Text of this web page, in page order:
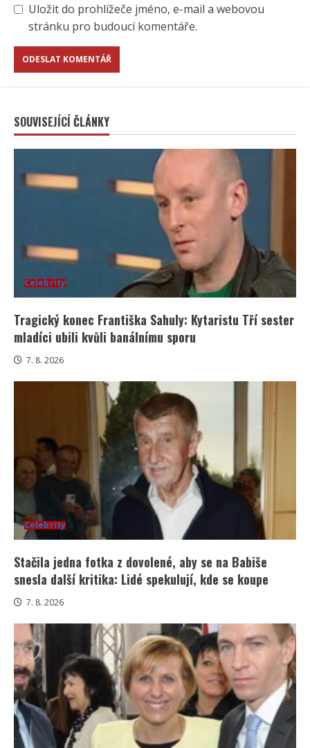
Uložit do prohlížeče jméno, e-mail a webovou
stránku pro budoucí komentáře.
SOUVISEJÍCÍ ČLÁNKY
Celebrity
Tragický konec Františka Sahuly: Kytaristu Tří sester
mladíci ubili kvůli banálnímu sporu
7. 8. 2026
Celebrity
Stačila jedna fotka z dovolené, aby se na Babiše
snesla další kritika: Lidé spekulují, kde se koupe
7. 8. 2026